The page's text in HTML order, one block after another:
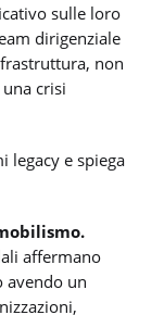
sulle loro
dirigenziale
non
crisi
legacy e spiega
affermano
avendo un